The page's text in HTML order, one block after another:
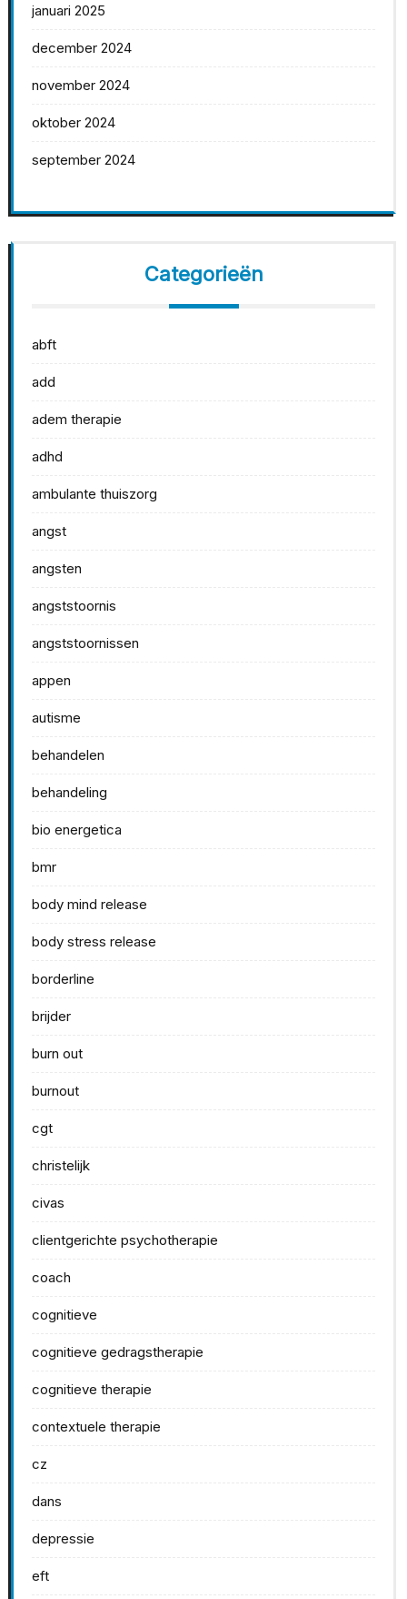
januari 2025
december 2024
november 2024
oktober 2024
september 2024
Categorieën
abft
add
adem therapie
adhd
ambulante thuiszorg
angst
angsten
angststoornis
angststoornissen
appen
autisme
behandelen
behandeling
bio energetica
bmr
body mind release
body stress release
borderline
brijder
burn out
burnout
cgt
christelijk
civas
clientgerichte psychotherapie
coach
cognitieve
cognitieve gedragstherapie
cognitieve therapie
contextuele therapie
cz
dans
depressie
eft